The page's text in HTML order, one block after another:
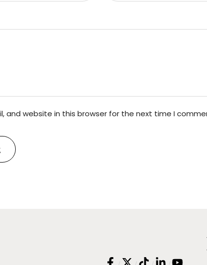
and website in this browser for the next time I